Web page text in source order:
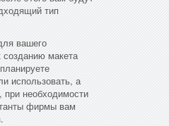
тип
вашего
макета
использовать, а
необходимости
фирмы вам